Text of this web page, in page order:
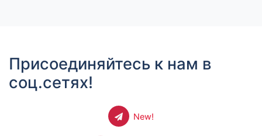
Присоединяйтесь к нам в
соц.сетях!
New!